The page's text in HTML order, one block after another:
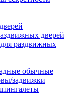
дверей
раздвижных
обычные
задвижки